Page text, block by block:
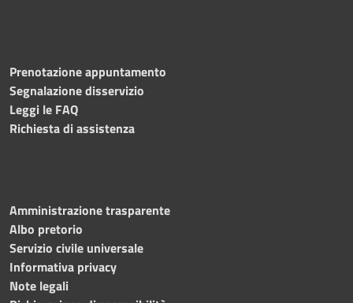
Prenotazione appuntamento
Segnalazione disservizio
Leggi le FAQ
Richiesta di assistenza
Amministrazione trasparente
Albo pretorio
Servizio civile universale
Informativa privacy
Note legali